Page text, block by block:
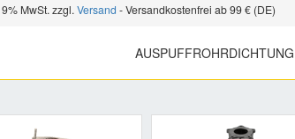
MwSt. zzgl. Versand - Versandkostenfrei ab 99 € (DE)
Previous